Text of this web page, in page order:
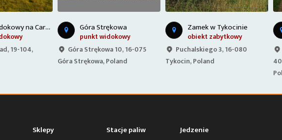
10, 16-075
Zamek w Tykocinie
obiekt zabytkowy
Puchalskiego 3, 16-080
Tykocin, Poland
punkt widokowy
Siemień Nadrzeczny 43, 18-
400 Siemień Nadrzeczny,
Sklepy Stacje paliw
Jedzenie